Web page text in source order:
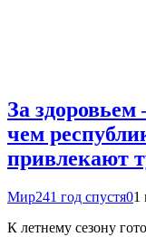
За
чем
привлекают
Мир241 год спустя01
К летнему сезону